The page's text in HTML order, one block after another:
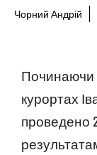
Чорний Андрій
Починаючи
курортах
проведено